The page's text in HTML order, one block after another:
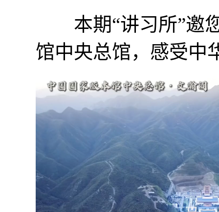
本期“讲习所”邀您
馆中央总馆，感受中